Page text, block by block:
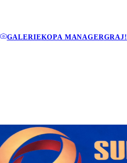
GALERIEKOPA MANAGERGRAJ!